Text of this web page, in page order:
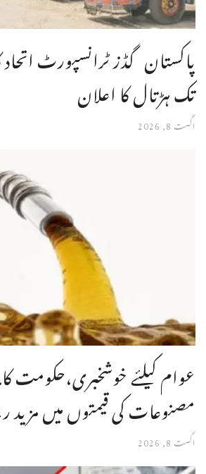
پاکستان گڈز ٹرانسپورٹ
تک ہڑتال کا اعلان
اگست 8, 2026
عوام کیلئے خوشخبری،حکومت کا
مصنوعات کی قیمتوں میں مزید
اگست 8, 2026